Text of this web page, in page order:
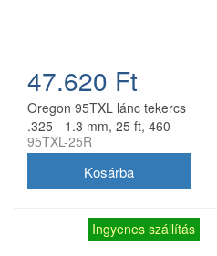
47.620 Ft
Oregon 95TXL lánc tekercs
.325 - 1.3 mm, 25 ft, 460
szem
95TXL-25R
Ingyenes szállítás